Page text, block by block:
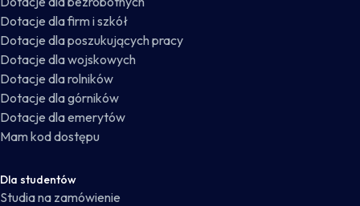
Dotacje dla firm i szkół
Dotacje dla poszukujących pracy
Dotacje dla wojskowych
Dotacje dla rolników
Dotacje dla górników
Dotacje dla emerytów
Mam kod dostępu
Dla studentów
Studia na zamówienie